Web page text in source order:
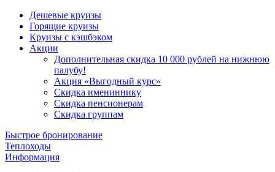
Дешевые круизы
Горящие круизы
Круизы с кэшбэком
Акции
Дополнительная скидка 10 000 рублей на нижнюю
палубу!
Акция «Выгодный курс»
Скидка имениннику
Скидка пенсионерам
Скидка группам
Быстрое бронирование
Теплоходы
Информация